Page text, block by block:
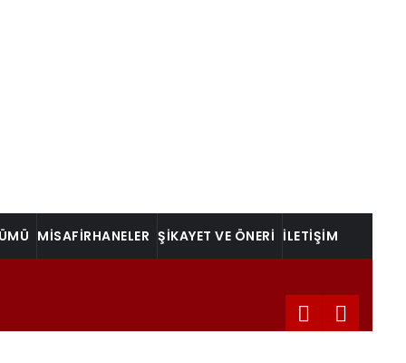
MİSAFİRHANELER ŞİKAYET VE ÖNERİ İLETİŞİM